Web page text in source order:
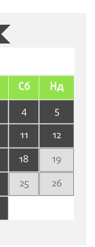
Сб Нд
4
5
11
12
18
19
25
26